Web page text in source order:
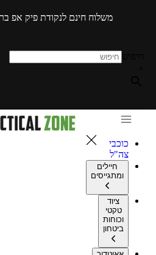
משלוח חינם לנקודת פיק אפ
כוכבי
צה"ל
חיילים
ומתגייסים
ציוד
טקטי
וכוחות
ביטחון